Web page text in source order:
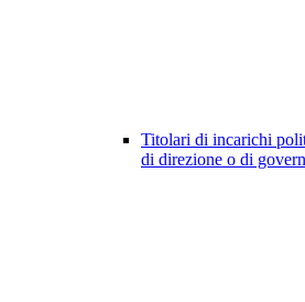
Titolari di incarichi
di direzione o di